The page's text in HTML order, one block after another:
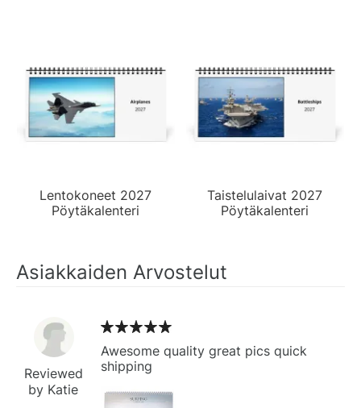
Lentokoneet 2027
Pöytäkalenteri
Taistelulaivat 2027
Pöytäkalenteri
Asiakkaiden Arvostelut
Reviewed
by Katie
Awesome quality great pics quick
shipping